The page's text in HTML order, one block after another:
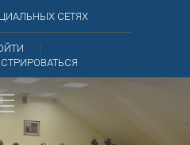
СЕТЯХ